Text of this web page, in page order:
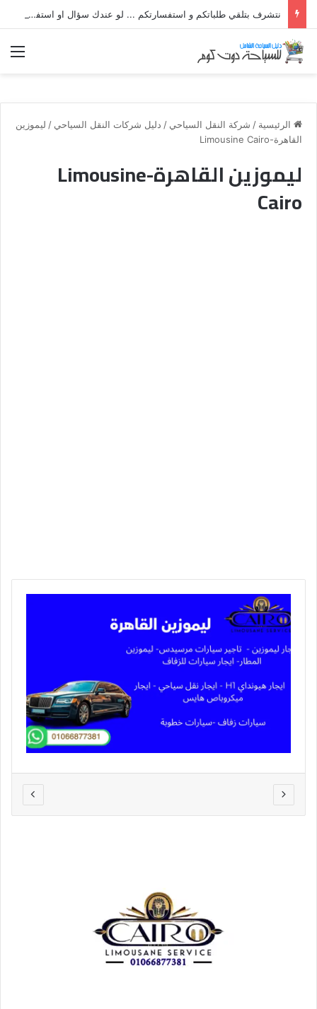
نتشرف بتلقي طلباتكم و استفسارتكم ... لو عندك سؤال او استفسار ماتدرددش فى طلب المساعدة
الرئيسية / شركة النقل السياحي / دليل شركات النقل السياحي / ليموزين
القاهرة-Limousine Cairo
ليموزين القاهرة-Limousine
Cairo